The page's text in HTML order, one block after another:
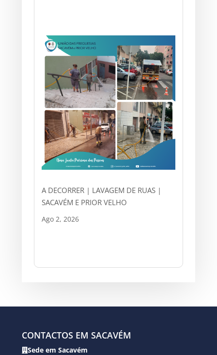
A DECORRER | LAVAGEM DE RUAS |
SACAVÉM E PRIOR VELHO
Ago 2, 2026
CONTACTOS EM SACAVÉM
Sede em Sacavém